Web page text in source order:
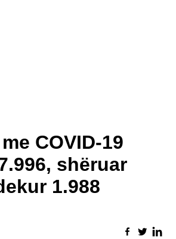
COVID-19
shëruar
1.988